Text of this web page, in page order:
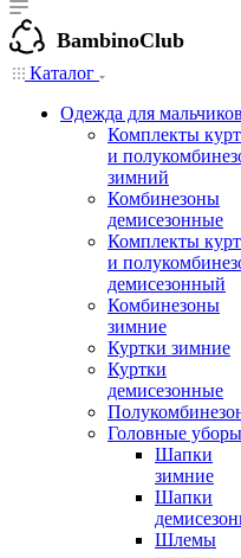
BambinoClub
Каталог
Одежда для мальчиков
Комплекты
и
зимний
Комбинезоны
демисезонные
Комплекты
и
демисезонный
Комбинезоны
зимние
Куртки зимние
Куртки
демисезонные
Головные уборы
Шапки
зимние
Шапки
Шлемы